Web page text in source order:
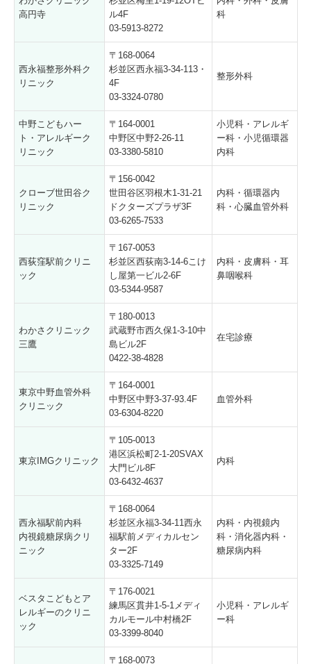
高円寺
ル4F
03-5913-8272
科
西永福整形外科ク
リニック
〒168-0064
杉並区西永福3-34-113・
4F
03-3324-0780
整形外科
中野こどもハー
ト・アレルギーク
リニック
〒164-0001
中野区中野2-26-11
03-3380-5810
小児科・アレルギ
ー科・小児循環器
内科
クローブ世田谷ク
リニック
〒156-0042
世田谷区羽根木1-31-21
ドクターズプラザ3F
03-6265-7533
内科・循環器内
科・心臓血管外科
西荻窪駅前クリニ
ック
〒167-0053
杉並区西荻南3-14-6こけ
し屋第一ビル2-6F
03-5344-9587
内科・皮膚科・耳
鼻咽喉科
わかさクリニック
三鷹
〒180-0013
武蔵野市西久保1-3-10中
島ビル2F
0422-38-4828
在宅診療
東京中野血管外科
クリニック
〒164-0001
中野区中野3-37-93.4F
03-6304-8220
血管外科
東京IMGクリニック
〒105-0013
港区浜松町2-1-20SVAX
大門ビル8F
03-6432-4637
内科
西永福駅前内科
内視鏡糖尿病クリ
ニック
〒168-0064
杉並区永福3-34-11西永
福駅前メディカルセン
ター2F
03-3325-7149
内科・内視鏡内
科・消化器内科・
糖尿病内科
ベスタこどもとア
レルギーのクリニ
ック
〒176-0021
練馬区貫井1-5-1メディ
カルモール中村橋2F
03-3399-8040
小児科・アレルギ
ー科
〒168-0073